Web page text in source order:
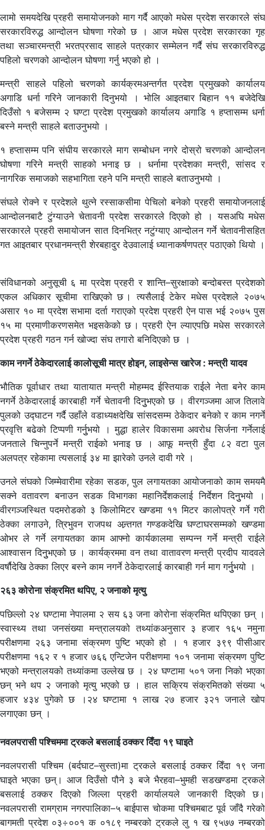
लामो समयदेखि प्रहरी समायोजनको माग गर्दै आएको मधेस प्रदेश सरकारले संघ
सरकारविरुद्ध आन्दोलन घोषणा गरेको छ । आज मधेस प्रदेश सरकारका गृह
तथा सञ्चारमन्त्री भरतप्रसाद साहले पत्रकार सम्मेलन गर्दै संघ सरकारविरुद्ध
पहिलो चरणको आन्दोलन घोषणा गर्नु भएको हो ।
मन्त्री साहले पहिलो चरणको कार्यक्रमअन्तर्गत प्रदेश प्रमुखको कार्यालय
अगाडि धर्ना गरिने जानकारी दिनुभयो । भोलि आइतबार बिहान ११ बजेदेखि
दिउँसो १ बजेसम्म २ घण्टा प्रदेश प्रमुखको कार्यालय अगाडि १ हप्तासम्म धर्ना
बस्ने मन्त्री साहले बताउनुभयो ।
१ हप्तासम्म पनि संघीय सरकारले माग सम्बोधन नगरे दोस्रो चरणको आन्दोलन
घोषणा गरिने मन्त्री साहको भनाइ छ । धर्नामा प्रदेशका मन्त्री, सांसद र
नागरिक समाजको सहभागिता रहने पनि मन्त्री साहले बताउनुभयो ।
संघले रोक्ने र प्रदेशले थुत्ने रस्साकसीमा पेचिलो बनेको प्रहरी समायोजनलाई
आन्दोलनबाटै टुंग्याउने चेतावनी प्रदेश सरकारले दिएको हो । यसअघि मधेस
सरकारले प्रहरी समायोजन सात दिनभित्र नटुंग्याए आन्दोलन गर्ने चेतावनीसहित
गत आइतबार प्रधानमन्त्री शेरबहादुर देउवालाई ध्यानाकर्षणपत्र पठाएको थियो ।
संविधानको अनुसूची ६ मा प्रदेश प्रहरी र शान्ति–सुरक्षाको बन्दोबस्त प्रदेशको
एकल अधिकार सूचीमा राखिएको छ । त्यसैलाई टेकेर मधेस प्रदेशले २०७५
असार १० मा प्रदेश सभामा दर्ता गराएको प्रदेश प्रहरी ऐन पास भई २०७५ पुस
१५ मा प्रमाणीकरणसमेत भइसकेको छ । प्रहरी ऐन ल्याएपछि मधेस सरकारले
प्रदेश प्रहरी गठन गर्न खोज्दा संघ तगारो बनिदिएको छ ।
काम नगर्ने ठेकेदारलाई कालोसूची मात्र होइन, लाइसेन्स खारेज : मन्त्री यादव
भौतिक पूर्वाधार तथा यातायात मन्त्री मोहम्मद ईस्तियाक राईले नेता बनेर काम
नगर्ने ठेकेदारलाई कारबाही गर्ने चेतावनी दिनुुभएको छ । वीरगञ्जमा आज तिलावे
पुलको उद्घाटन गर्दै उहाँले वडाध्यक्षदेखि सांसदसम्म ठेकेदार बनेको र काम नगर्ने
प्रवृत्ति बढेको टिप्पणी गर्नुुभयो । मुद्धा हालेर विकासमा अवरोध सिर्जना गर्नेलाई
जनताले चिन्नुपर्ने मन्त्री राईको भनाइ छ । आफू मन्त्री हुँदा ८२ वटा पुल
अलपत्र रहेकामा त्यसलाई ३४ मा झारेको उनले दावी गरे ।
उनले संघको जिम्मेवारीमा रहेका सडक, पुल लगायतका आयोजनाको काम समयमै
सक्ने वतावरण बनाउन सडक विभागका महानिर्देशकलाई निर्देशन दिनुुभयो ।
वीरगञ्जस्थित पदमरोडको ३ किलोमिटर खण्डमा ११ मिटर कालोपत्रे गर्ने गरी
ठेक्का लगाउने, त्रिभुवन राजपथ अन्र्तगत गण्डकदेखि घण्टाघरसम्मको खण्डमा
ओभर ले गर्ने लगायतका काम आफ्नो कार्यकालमा सम्पन्न गर्ने मन्त्री राईले
आश्वासन दिनुुभएको छ । कार्यक्रममा वन तथा वातावरण मन्त्री प्रदीप यादवले
वर्षौदेखि ठेक्का लिएर बस्ने काम नगर्ने ठेकेदारलाई कारबाही गर्न माग गर्नुुभयो ।
२६३ कोरोना संक्रमित थपिए, २ जनाको मृत्यु
पछिल्लो २४ घण्टामा नेपालमा २ सय ६३ जना कोरोना संक्रमित थपिएका छन् ।
स्वास्थ्य तथा जनसंख्या मन्त्रालयको तथ्यांकअनुसार ३ हजार १६५ नमुना
परीक्षणमा २६३ जनामा संक्रमण पुष्टि भएको हो । १ हजार ३९९ पीसीआर
परीक्षणमा १६२ र १ हजार ७६६ एन्टिजेन परीक्षणमा १०१ जनामा संक्रमण पुष्टि
भएको मन्त्रालयको तथ्यांकमा उल्लेख छ । २४ घण्टामा ५०१ जना निको भएका
छन् भने थप २ जनाको मृत्यु भएको छ । हाल सक्रिय संक्रमितको संख्या ५
हजार ४३४ पुगेको छ ।२४ घण्टामा १ लाख २७ हजार ३२१ जनाले खोप
लगाएका छन् ।
नवलपरासी पश्चिममा ट्रकले बसलाई ठक्कर दिँदा १९ घाइते
नवलपरासी पश्चिम (बर्दघाट–सुस्ता)मा ट्रकले बसलाई ठक्कर दिँदा १९ जना
घाइते भएका छन्। आज दिउँसो पौने ३ बजे भैरहवा–भुमही सडखण्डमा ट्रकले
बसलाई ठक्कर दिएको जिल्ला प्रहरी कार्यालयले जानकारी दिएको छ।
नवलपरासी रामग्राम नगरपालिका–५ बाईपास चोकमा पश्चिमबाट पूर्व जाँदै गरेको
बागमती प्रदेश ०३÷००१ क ०१८९ नम्बरको ट्रकले लु १ ख ९५७७ नम्बरको